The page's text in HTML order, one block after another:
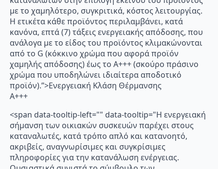
με το χαμηλότερο, συγκριτικά, κόστος λειτουργίας.
Η ετικέτα κάθε προϊόντος περιλαμβάνει, κατά
κανόνα, επτά (7) τάξεις ενεργειακής απόδοσης, που
ανάλογα με το είδος του προϊόντος κλιμακώνονται
από το G (κόκκινο χρώμα που αφορά προϊόν
χαμηλής απόδοσης) έως το Α+++ (σκούρο πράσινο
χρώμα που υποδηλώνει ιδιαίτερα αποδοτικό
προϊόν).”>Ενεργειακή Κλάση Θέρμανσης
A+++
<span data-tooltip-left="" data-tooltip="Η ενεργειακή
σήμανση των οικιακών συσκευών παρέχει στους
καταναλωτές, κατά τρόπο απλό και κατανοητό,
ακριβείς, αναγνωρίσιμες και συγκρίσιμες
πληροφορίες για την κατανάλωση ενέργειας.